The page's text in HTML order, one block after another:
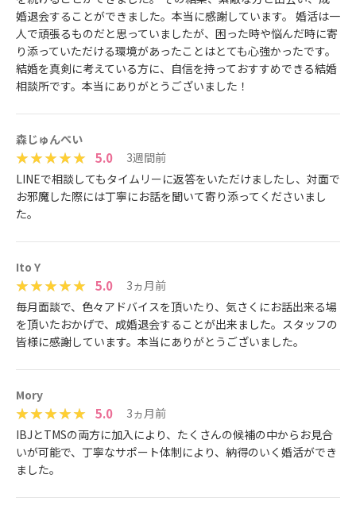
婚退会することができました。本当に感謝しています。 婚活は一
人で頑張るものだと思っていましたが、困った時や悩んだ時に寄
り添っていただける環境があったことはとても心強かったです。
結婚を真剣に考えている方に、自信を持っておすすめできる結婚
相談所です。本当にありがとうございました！
森じゅんぺい
5.0
3週間前
LINEで相談してもタイムリーに返答をいただけましたし、対面で
お邪魔した際には丁寧にお話を聞いて寄り添ってくださいまし
た。
Ito Y
5.0
3ヵ月前
毎月面談で、色々アドバイスを頂いたり、気さくにお話出来る場
を頂いたおかげで、成婚退会することが出来ました。スタッフの
皆様に感謝しています。本当にありがとうございました。
Mory
5.0
3ヵ月前
IBJとTMSの両方に加入により、たくさんの候補の中からお見合
いが可能で、丁寧なサポート体制により、納得のいく婚活ができ
ました。